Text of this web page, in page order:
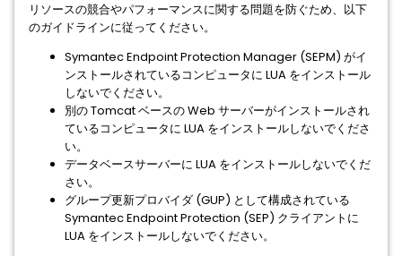
リソースの競合やパフォーマンスに関する問題を防ぐため、以下
のガイドラインに従ってください。
Symantec Endpoint Protection Manager (SEPM) がイ
ンストールされているコンピュータに LUA をインストール
しないでください。
別の Tomcat ベースの Web サーバーがインストールされ
ているコンピュータに LUA をインストールしないでくださ
い。
データベースサーバーに LUA をインストールしないでくだ
さい。
グループ更新プロバイダ (GUP) として構成されている
Symantec Endpoint Protection (SEP) クライアントに
LUA をインストールしないでください。